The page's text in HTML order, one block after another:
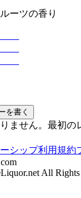
ーツの香り
を書く
ません。最初の
シップ利用規約
All Rights